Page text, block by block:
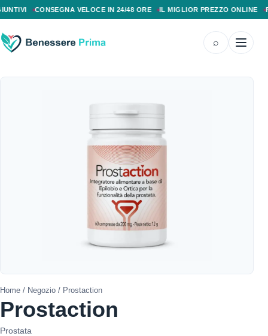
CONSEGNA VELOCE IN 24/48 ORE IL MIGLIOR PREZZO ONLINE
⌕
Home / Negozio / Prostaction
Prostaction
Prostata